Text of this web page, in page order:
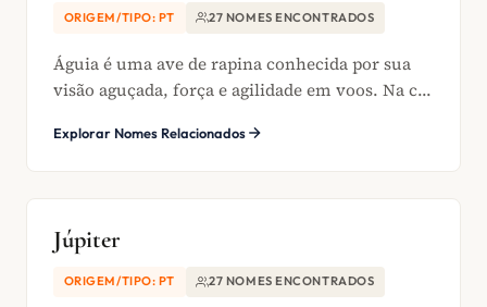
ORIGEM/TIPO: PT 27 NOMES ENCONTRADOS
Águia é uma ave de rapina conhecida por sua
visão aguçada, força e agilidade em voos. Na c...
Explorar Nomes Relacionados
Júpiter
ORIGEM/TIPO: PT 27 NOMES ENCONTRADOS